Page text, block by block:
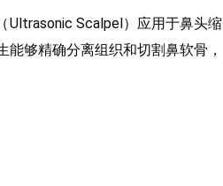
（Ultrasonic Scalpel）应用于鼻头缩
够精确分离组织和切割鼻软骨，